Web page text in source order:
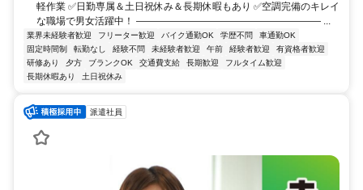
軽作業 ✅日勤専属＆土日祝休み＆長期休暇もあり ✅空調完備のキレイ
な職場で男女活躍中！ ――――――――――――――――――― ...
業界未経験者歓迎 フリーター歓迎 バイク通勤OK 学歴不問
車通勤OK
固定時間制
転勤なし 経験不問 未経験者歓迎 午前 経験者歓迎
有資格者歓迎
研修あり
夕方 ブランクOK 交通費支給 長期歓迎
フルタイム歓迎
長期休暇あり
土日祝休み
派遣社員